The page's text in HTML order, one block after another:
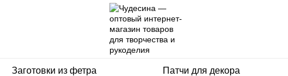
Заготовки из фетра Патчи для декора